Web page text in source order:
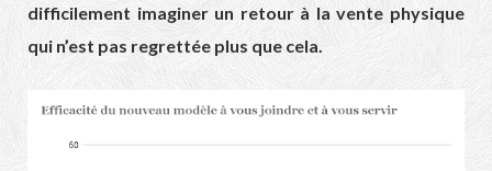
difficilement imaginer un retour à la vente physique
qui n’est pas regrettée plus que cela.